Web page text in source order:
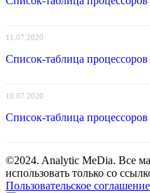
11.07.2020
Список-таблица
10.07.2020
Список-таблица
©2024. Analytic MeDia. Все
использовать только со
Пользовательское соглашение